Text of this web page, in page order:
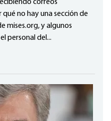
correos
no hay una sección de
mises.org, y algunos
personal del...